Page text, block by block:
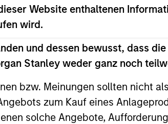
Website enthaltenen
wird.
und dessen bewusst, dass
Stanley weder ganz noch
bzw. Meinungen sollten nicht
zum Kauf eines
solche Angebote,
between compounders and
returns over the long
participation in challenging